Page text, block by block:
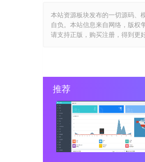
本站资源板块发布的一切源码、
自负。本站信息来自网络，版权
请支持正版，购买注册，得到更
推荐